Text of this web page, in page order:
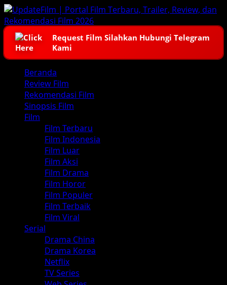
Skip
to
content
Request Film Silahkan Hubungi Telegram
Kami
Primary
Menu
Beranda
Review Film
Rekomendasi Film
Sinopsis Film
Film
Film Terbaru
Film Indonesia
Film Luar
Film Aksi
Film Drama
Film Horor
Film Populer
Film Terbaik
Film Viral
Serial
Drama China
Drama Korea
Netflix
TV Series